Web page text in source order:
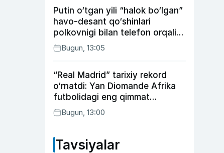
Putin o‘tgan yili “halok bo‘lgan”
havo-desant qo‘shinlari
polkovnigi bilan telefon orqali
suhbatlashdi
Bugun, 13:05
“Real Madrid” tarixiy rekord
o‘rnatdi: Yan Diomande Afrika
futbolidagi eng qimmat
transferga aylandi
Bugun, 13:00
Tavsiyalar